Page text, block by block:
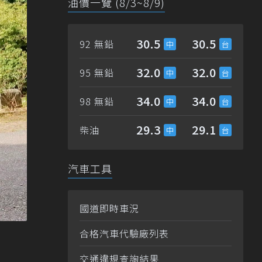
92 無鉛 30.5 30.5
95 無鉛 32.0 32.0
98 無鉛 34.0 34.0
柴油 29.3 29.1
汽車工具
國道即時車況
合格汽車代驗廠列表
交通違規查詢結果